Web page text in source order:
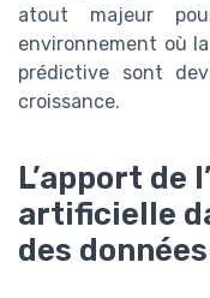
atout majeur
environnement où
prédictive sont
croissance.
L’apport de
artificielle
des données